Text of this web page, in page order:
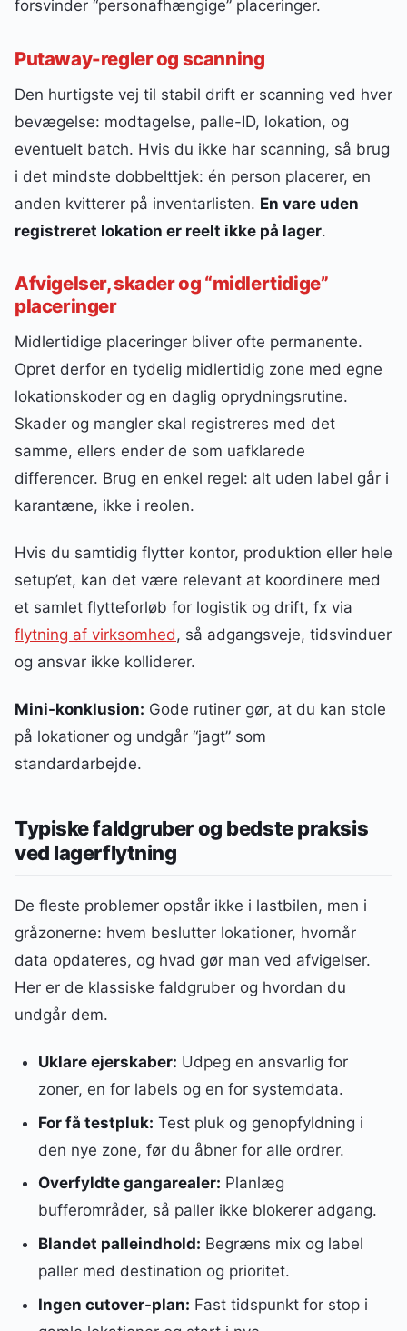
forsvinder “personafhængige” placeringer.
Putaway-regler og scanning
Den hurtigste vej til stabil drift er scanning ved hver
bevægelse: modtagelse, palle-ID, lokation, og
eventuelt batch. Hvis du ikke har scanning, så brug
i det mindste dobbelttjek: én person placerer, en
anden kvitterer på inventarlisten. En vare uden
registreret lokation er reelt ikke på lager.
Afvigelser, skader og “midlertidige”
placeringer
Midlertidige placeringer bliver ofte permanente.
Opret derfor en tydelig midlertidig zone med egne
lokationskoder og en daglig oprydningsrutine.
Skader og mangler skal registreres med det
samme, ellers ender de som uafklarede
differencer. Brug en enkel regel: alt uden label går i
karantæne, ikke i reolen.
Hvis du samtidig flytter kontor, produktion eller hele
setup’et, kan det være relevant at koordinere med
et samlet flytteforløb for logistik og drift, fx via
flytning af virksomhed, så adgangsveje, tidsvinduer
og ansvar ikke kolliderer.
Mini-konklusion: Gode rutiner gør, at du kan stole
på lokationer og undgår “jagt” som
standardarbejde.
Typiske faldgruber og bedste praksis
ved lagerflytning
De fleste problemer opstår ikke i lastbilen, men i
gråzonerne: hvem beslutter lokationer, hvornår
data opdateres, og hvad gør man ved afvigelser.
Her er de klassiske faldgruber og hvordan du
undgår dem.
Uklare ejerskaber: Udpeg en ansvarlig for
zoner, en for labels og en for systemdata.
For få testpluk: Test pluk og genopfyldning i
den nye zone, før du åbner for alle ordrer.
Overfyldte gangarealer: Planlæg
bufferområder, så paller ikke blokerer adgang.
Blandet palleindhold: Begræns mix og label
paller med destination og prioritet.
Ingen cutover-plan: Fast tidspunkt for stop i